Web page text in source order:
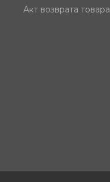
Акт возврата товара